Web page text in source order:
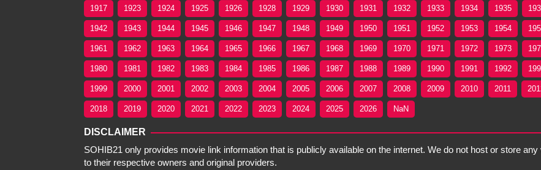
1917 1923 1924 1925 1926 1928 1929 1930 1931 1932 1933 1934 1935
1942 1943 1944 1945 1946 1947 1948 1949 1950 1951 1952 1953 1954
1961 1962 1963 1964 1965 1966 1967 1968 1969 1970 1971 1972 1973
1980 1981 1982 1983 1984 1985 1986 1987 1988 1989 1990 1991 1992
1999 2000 2001 2002 2003 2004 2005 2006 2007 2008 2009 2010 2011
2018 2019 2020 2021 2022 2023 2024 2025 2026 NaN
DISCLAIMER
SOHIB21 only provides movie link information that is publicly available on the internet. We do not host or store
to their respective owners and original providers.